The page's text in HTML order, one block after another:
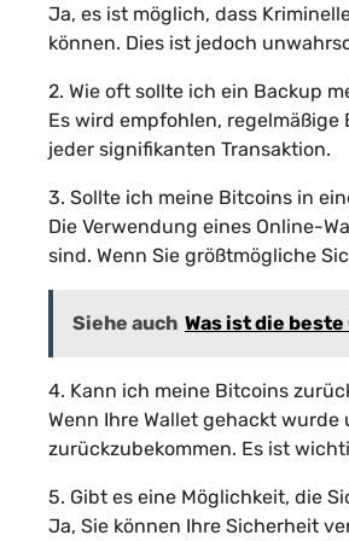
Ja, es ist möglich, dass
können. Dies ist jedoch
2. Wie oft sollte ich ein Backup
Es wird empfohlen,
jeder signifikanten Transaktion.
3. Sollte ich meine Bitcoins in
Die Verwendung eines Online-
sind. Wenn Sie größtmögliche
Siehe auch Was ist die
4. Kann ich meine Bitcoins
Wenn Ihre Wallet gehackt
zurückzubekommen. Es ist
5. Gibt es eine Möglichkeit, die
Ja, Sie können Ihre Sicherheit